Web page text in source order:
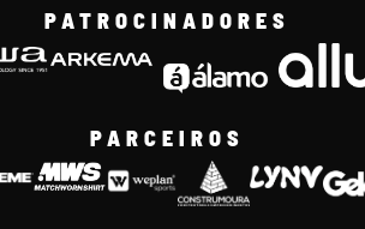
PATROCINADORES
PARCEIROS